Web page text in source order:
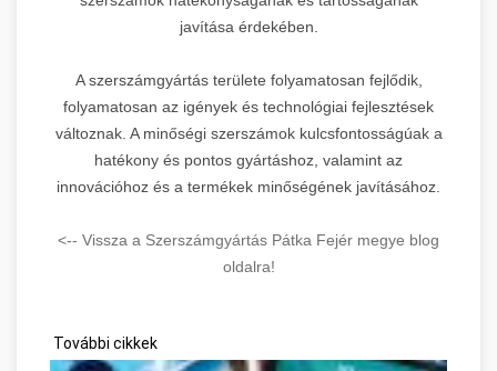
javítása érdekében.
A szerszámgyártás területe folyamatosan fejlődik,
folyamatosan az igények és technológiai fejlesztések
változnak. A minőségi szerszámok kulcsfontosságúak a
hatékony és pontos gyártáshoz, valamint az
innovációhoz és a termékek minőségének javításához.
<-- Vissza a Szerszámgyártás Pátka Fejér megye blog
oldalra!
További cikkek